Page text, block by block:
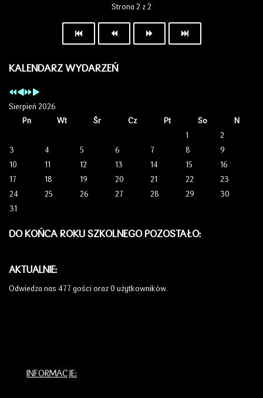
Strona 2 z 2
KALENDARZ WYDARZEŃ
Sierpień 2026
Pn
Wt Śr Cz Pt So
N
1
2
3
4 5 6 7 8
9
10
11 12 13 14 15
16
17
18 19 20 21 22
23
24
25 26 27 28 29
30
31
DO KOŃCA ROKU SZKOLNEGO POZOSTAŁO:
AKTUALNIE:
Odwiedza nas 477 gości oraz 0 użytkowników.
INFORMACJE: